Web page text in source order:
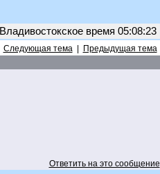
Владивостокское время 05:08:23
Следующая тема|
Предыдущая тема
Ответить на это сообщение